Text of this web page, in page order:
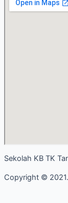
Sekolah KB TK
Copyright ©